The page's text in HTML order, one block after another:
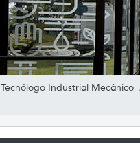
Tecnólogo Industrial Mecânico